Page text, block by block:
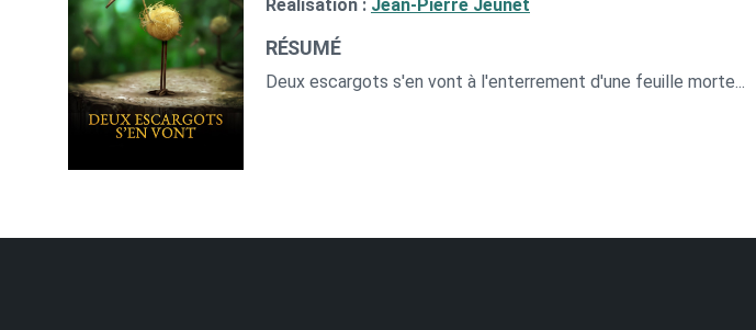
Réalisation : Jean-Pierre Jeunet
RÉSUMÉ
Deux escargots s'en vont à l'enterrement d'une feuille morte...